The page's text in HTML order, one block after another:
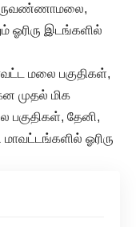
ஓரிரு இடங்களில்
மலை பகுதிகள்,
முதல் மிக
பகுதிகள், தேனி,
ஓரிரு